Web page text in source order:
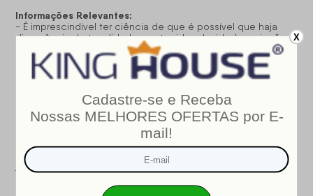
Informações Relevantes:
- É imprescindível ter ciência de que é possível que haja
divergência de tonalidade nos tecidos devido às variações
de configurações de monitores/telas e lotes do fornecedor;
- Não nos responsabilizamos pelo transporte por escadas,
elevadores, guincho ou içamento deste produto, qualquer
despesa é de responsabilidade do cliente;
- Verifique as dimensões do produto, certificando-se de
que o mesmo possa ser transportado por portas, corredores
e elevadores;
- Os objetos que decoram a imagem, não acompanham o
- Não nos responsabilizamos pela instalação e montagem;
- Prestamos assistência somente por defeitos de
fabricação.
X